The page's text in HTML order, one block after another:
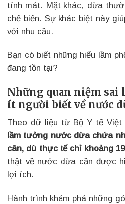
tính mát. Mặt khác, dừa
chế biến. Sự khác biệt này
với nhu cầu.
Bạn có biết những hiểu lầm
đang tồn tại?
Những quan niệm sai
ít người biết về nước
Theo dữ liệu từ Bộ Y tế Việt
lầm tưởng nước dừa chứa
cân, dù thực tế chỉ khoảng
thật về nước dừa cần được
lợi ích.
Hành trình khám phá những